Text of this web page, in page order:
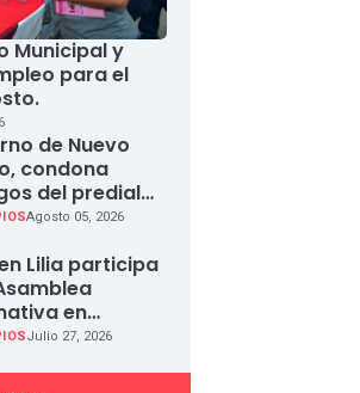
Municipal y
para el
de Nuevo
condona
del predial
Agosto 05, 2026
Lilia participa
en
de la
Julio 27, 2026